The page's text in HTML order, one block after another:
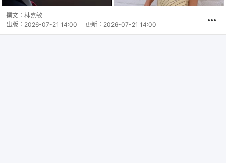
撰文： 林嘉敏
出版： 2026-07-21 14:00 更新： 2026-07-21 14:00